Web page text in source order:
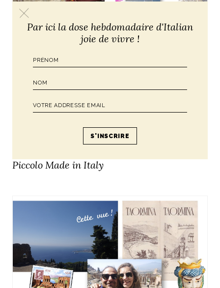
Family Roadtrip / la
Piccolo Made in Italy
SICILE, le long de la
côte en bateau
Par ici la dose hebdomadaire d'Italian
joie de vivre !